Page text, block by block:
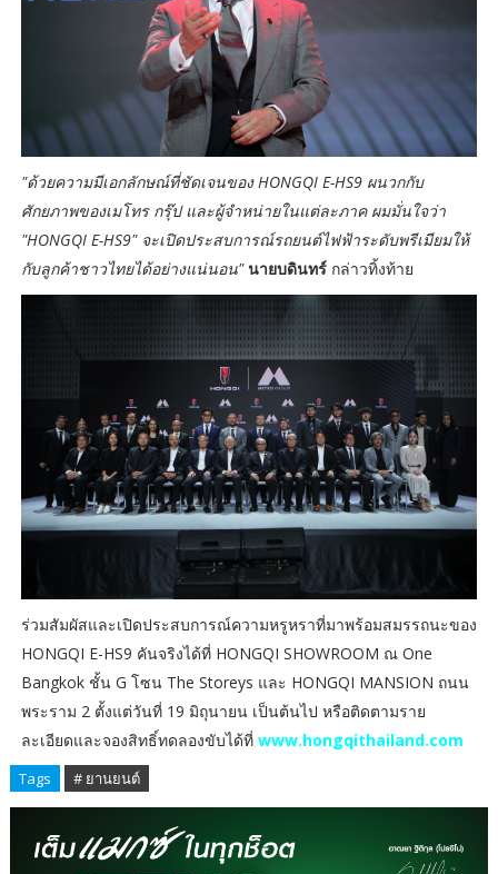
"ด้วยความมีเอกลักษณ์ที่ชัดเจนของ HONGQI E-HS9 ผนวกกับ
ศักยภาพของเมโทร กรุ๊ป และผู้จำหน่ายในแต่ละภาค ผมมั่นใจว่า
"HONGQI E-HS9" จะเปิดประสบการณ์รถยนต์ไฟฟ้าระดับพรีเมียมให้
กับลูกค้าชาวไทยได้อย่างแน่นอน"นายบดินทร์กล่าวทิ้งท้าย
ร่วมสัมผัสและเปิดประสบการณ์ความหรูหราที่มาพร้อมสมรรถนะของ
HONGQI E-HS9 คันจริงได้ที่ HONGQI SHOWROOM ณ One
Bangkok ชั้น G โซน The Storeys และ HONGQI MANSION ถนน
พระราม 2 ตั้งแต่วันที่ 19 มิถุนายน เป็นต้นไป หรือติดตามราย
ละเอียดและจองสิทธิ์ทดลองขับได้ที่ www.hongqithailand.com
Tags # ยานยนต์